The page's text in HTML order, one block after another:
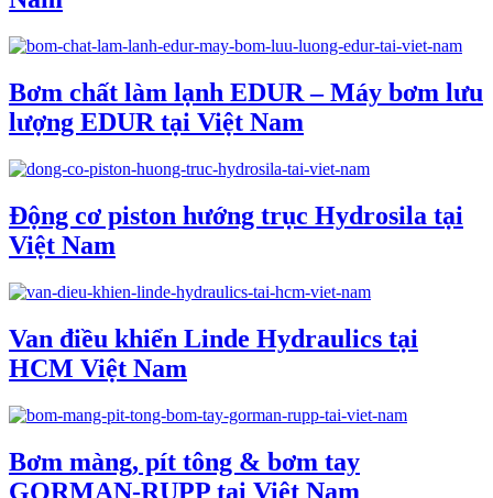
Bơm chất làm lạnh EDUR – Máy bơm lưu
lượng EDUR tại Việt Nam
Động cơ piston hướng trục Hydrosila tại
Việt Nam
Van điều khiển Linde Hydraulics tại
HCM Việt Nam
Bơm màng, pít tông & bơm tay
GORMAN-RUPP tại Việt Nam